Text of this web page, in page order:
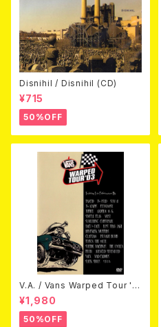
Disnihil / Disnihil (CD)
¥715
50%OFF
V.A. / Vans Warped Tour '0
3 (DVD)
¥1,980
50%OFF